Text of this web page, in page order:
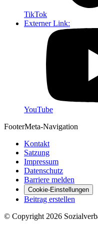
TikTok
Externer Link:
YouTube
FooterMeta-Navigation
Kontakt
Satzung
Impressum
Datenschutz
Barriere melden
Cookie-Einstellungen
Beitrag erstellen
© Copyright 2026